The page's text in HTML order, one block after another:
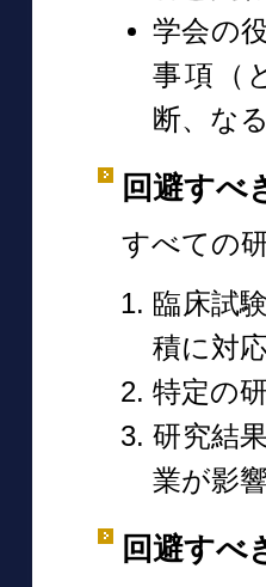
学会の
事項（
断、な
回避すべ
すべての
臨床試
積に対
特定の
研究結
業が影
回避すべ